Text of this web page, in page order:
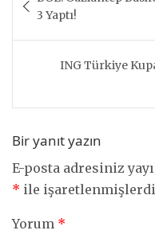
gezinmesi
3 Yaptı!
ING Türkiye
Bir yanıt yazın
E-posta adresiniz
* ile
Yorum *